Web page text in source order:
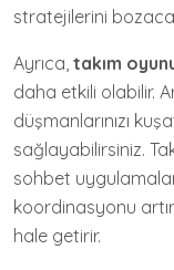
stratejilerini
Ayrıca, takım
daha etkili olabilir.
düşmanlarınızı
sağlayabilirsiniz.
sohbet
koordinasyonu
hale getirir.